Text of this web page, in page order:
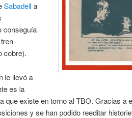
Sabadella
conseguía
cobre).
le llevó a
es la
que existe en torno al TBO. Gracias a
y se han podido reeditar